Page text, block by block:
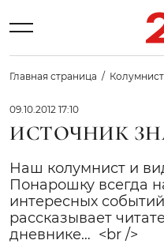
Главная страница
09.10.2012 17:10
ИСТОЧНИК
Наш колумнист и
Понарошку всегда
интересных
рассказывает
дневнике… <br />